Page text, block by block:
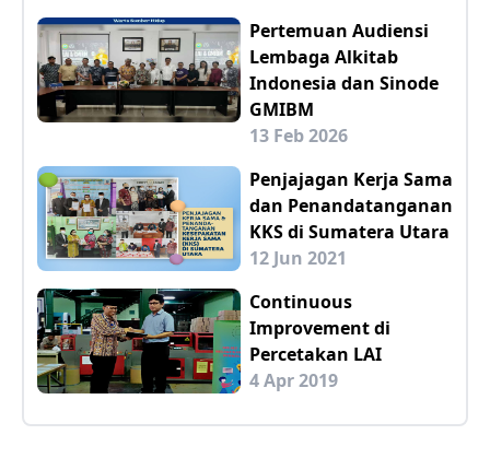
Pertemuan Audiensi
Lembaga Alkitab
Indonesia dan Sinode
GMIBM
13 Feb 2026
Penjajagan Kerja Sama
dan Penandatanganan
KKS di Sumatera Utara
12 Jun 2021
Continuous
Improvement di
Percetakan LAI
4 Apr 2019